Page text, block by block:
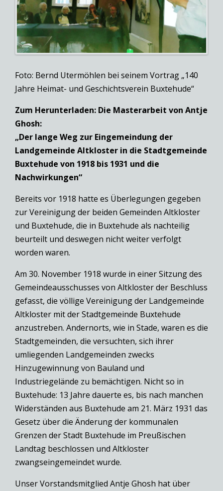
Foto: Bernd Utermöhlen bei seinem Vortrag „140
Jahre Heimat- und Geschichtsverein Buxtehude“
Zum Herunterladen: Die Masterarbeit von Antje
Ghosh:
„Der lange Weg zur Eingemeindung der
Landgemeinde Altkloster in die Stadtgemeinde
Buxtehude von 1918 bis 1931 und die
Nachwirkungen“
Bereits vor 1918 hatte es Überlegungen gegeben
zur Vereinigung der beiden Gemeinden Altkloster
und Buxtehude, die in Buxtehude als nachteilig
beurteilt und deswegen nicht weiter verfolgt
worden waren.
Am 30. November 1918 wurde in einer Sitzung des
Gemeindeausschusses von Altkloster der Beschluss
gefasst, die völlige Vereinigung der Landgemeinde
Altkloster mit der Stadtgemeinde Buxtehude
anzustreben. Andernorts, wie in Stade, waren es die
Stadtgemeinden, die versuchten, sich ihrer
umliegenden Landgemeinden zwecks
Hinzugewinnung von Bauland und
Industriegelände zu bemächtigen. Nicht so in
Buxtehude: 13 Jahre dauerte es, bis nach manchen
Widerständen aus Buxtehude am 21. März 1931 das
Gesetz über die Änderung der kommunalen
Grenzen der Stadt Buxtehude im Preußischen
Landtag beschlossen und Altkloster
zwangseingemeindet wurde.
Unser Vorstandsmitglied Antje Ghosh hat über